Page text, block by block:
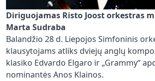
Diriguojamas Risto Joost orkestras
Marta Sudraba
Balandžio 28 d. Liepojos Simfoninis
klausytojams atliks dviejų anglų
klasiko Edvardo Elgaro ir „Grammy“
nominantės Anos Klainos.